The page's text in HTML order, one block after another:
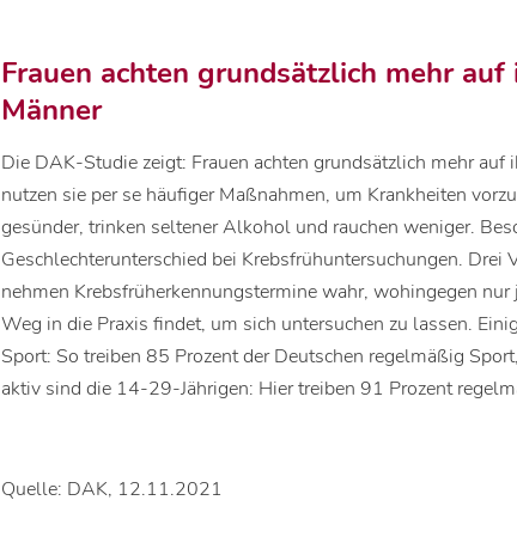
Frauen achten grundsätzlich mehr
Männer
Die DAK-Studie zeigt: Frauen achten grundsätzlich mehr auf
nutzen sie per se häufiger Maßnahmen, um Krankheiten
gesünder, trinken seltener Alkohol und rauchen weniger.
Geschlechterunterschied bei Krebsfrühuntersuchungen. Drei
nehmen Krebsfrüherkennungstermine wahr, wohingegen
Weg in die Praxis findet, um sich untersuchen zu lassen.
Sport: So treiben 85 Prozent der Deutschen regelmäßig
aktiv sind die 14-29-Jährigen: Hier treiben 91 Prozent
Quelle: DAK, 12.11.2021